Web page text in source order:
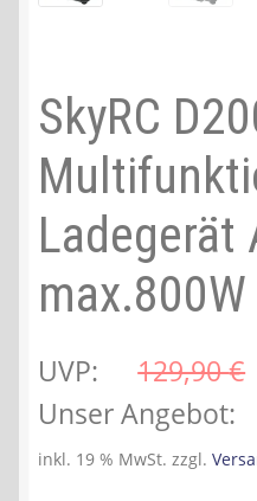
SkyRC
Ladegerät
max.800W
UVP: 129,90 €
Ursprünglicher
Preis
Unser Angebot:
inkl. 19 % MwSt. zzgl.